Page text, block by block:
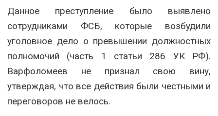
Данное преступление было выявлено
сотрудниками ФСБ, которые возбудили
уголовное дело о превышении должностных
полномочий (часть 1 статьи 286 УК РФ).
Варфоломеев не признал свою вину,
утверждая, что все действия были честными и
переговоров не велось.